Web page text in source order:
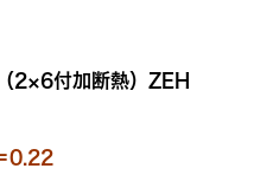
2×6付加断熱）ZEH
0.22